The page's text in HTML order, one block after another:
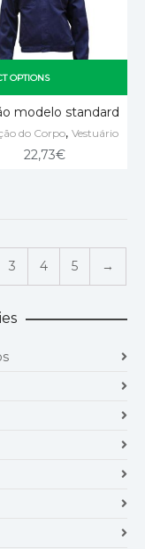
OPTIONS
modelo standard
do Corpo,Vestuário
22,73€
3 4 5 →